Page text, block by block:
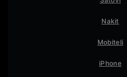
Nakit
Mobiteli
iPhone